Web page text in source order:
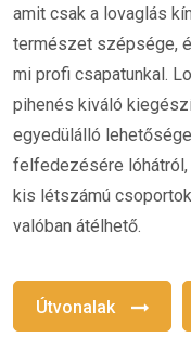
amit csak a lovaglás
természet szépsége,
mi profi csapatunkal.
pihenés kiváló
egyedülálló
felfedezésére
kis létszámú
valóban átélhető.
Útvonalak